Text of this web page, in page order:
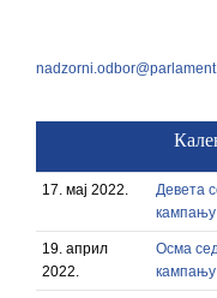
17. мај 2022.
Девета
кампању
19. април
2022.
Осма
кампању